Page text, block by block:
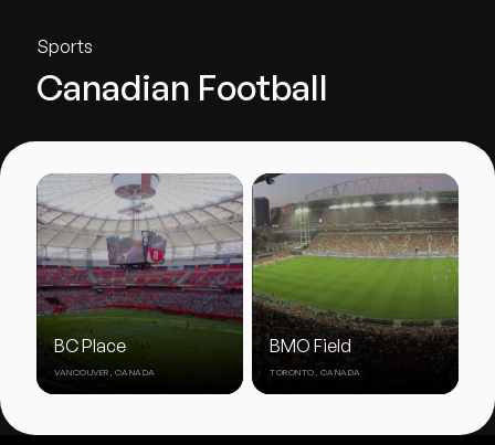
Sports
Canadian Football
BC Place
VANCOUVER, CANADA
BMO Field
TORONTO, CANADA